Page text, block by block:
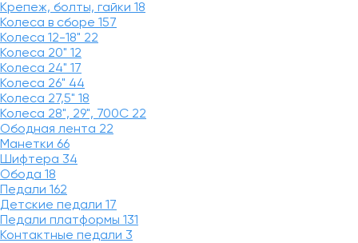
Крепеж, болты, гайки 18
Колеса в сборе 157
Колеса 12-18" 22
Колеса 20" 12
Колеса 24" 17
Колеса 26" 44
Колеса 27,5" 18
Колеса 28", 29", 700С 22
Ободная лента 22
Манетки 66
Шифтера 34
Обода 18
Педали 162
Детские педали 17
Педали платформы 131
Контактные педали 3